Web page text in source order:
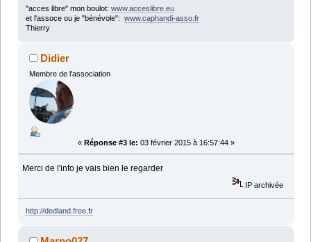
"acces libre" mon boulot: www.acceslibre.eu
et l'assoce ou je "bénévole": www.caphandi-asso.fr
Thierry
Didier
Membre de l'association
« Réponse #3 le: 03 février 2015 à 16:57:44 »
Merci de l'info je vais bien le regarder
IP archivée
http://dedland.free.fr